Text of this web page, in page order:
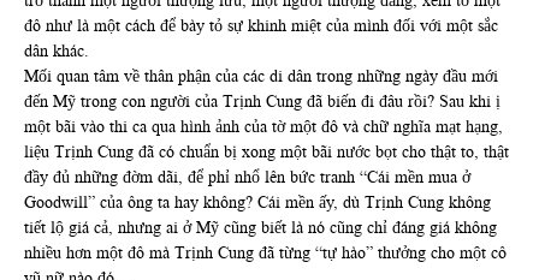
đô như là một cách để bày tỏ sự khinh miệt của mình đối với một sắc
dân khác.
Mối quan tâm về thân phận của các di dân trong những ngày đầu mới
đến Mỹ trong con người của Trịnh Cung đã biến đi đâu rồi? Sau khi ị
một bãi vào thi ca qua hình ảnh của tờ một đô và chữ nghĩa mạt hạng,
liệu Trịnh Cung đã có chuẩn bị xong một bãi nước bọt cho thật to, thật
đầy đủ những đờm dãi, để phỉ nhổ lên bức tranh “Cái mền mua ở
Goodwill” của ông ta hay không? Cái mền ấy, dù Trịnh Cung không
tiết lộ giá cả, nhưng ai ở Mỹ cũng biết là nó cũng chỉ đáng giá không
nhiều hơn một đô mà Trịnh Cung đã từng “tự hào” thưởng cho một cô